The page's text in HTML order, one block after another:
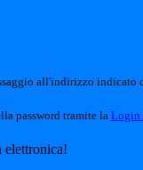
all'indirizzo indicato
password tramite la Login
elettronica!